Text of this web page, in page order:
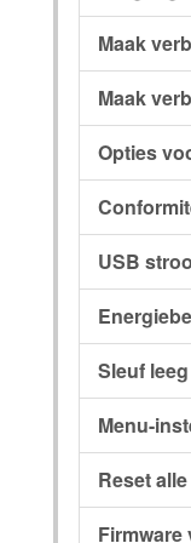
Maak
Maak
Opties
USB
Sleuf
Menu-
Reset
Firmware